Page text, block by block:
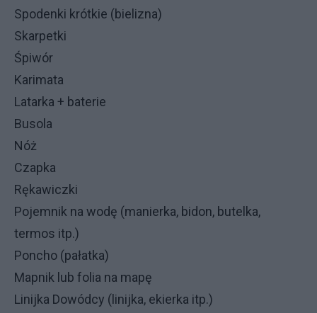
Spodenki krótkie (bielizna)
Skarpetki
Śpiwór
Karimata
Latarka + baterie
Busola
Nóż
Czapka
Rękawiczki
Pojemnik na wodę (manierka, bidon, butelka,
termos itp.)
Poncho (pałatka)
Mapnik lub folia na mapę
Linijka Dowódcy (linijka, ekierka itp.)